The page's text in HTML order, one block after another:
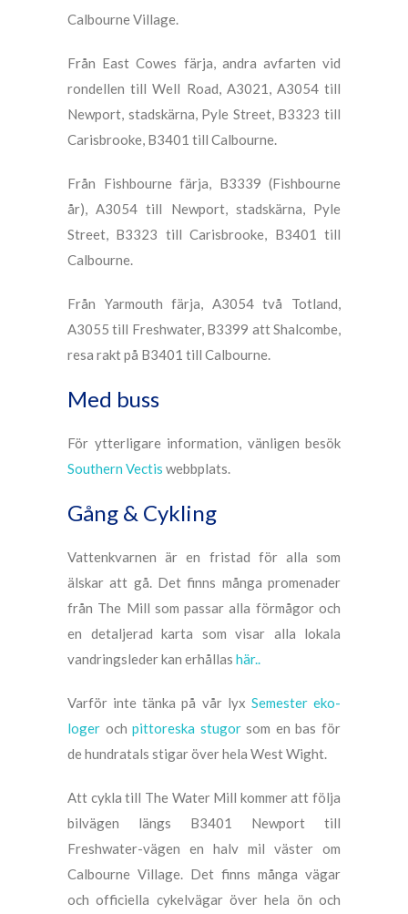
Calbourne Village.
Från East Cowes färja, andra avfarten vid
rondellen till Well Road, A3021, A3054 till
Newport, stadskärna, Pyle Street, B3323 till
Carisbrooke, B3401 till Calbourne.
Från Fishbourne färja, B3339 (Fishbourne
år), A3054 till Newport, stadskärna, Pyle
Street, B3323 till Carisbrooke, B3401 till
Calbourne.
Från Yarmouth färja, A3054 två Totland,
A3055 till Freshwater, B3399 att Shalcombe,
resa rakt på B3401 till Calbourne.
Med buss
För ytterligare information, vänligen besök
Southern Vectis webbplats.
Gång & Cykling
Vattenkvarnen är en fristad för alla som
älskar att gå. Det finns många promenader
från The Mill som passar alla förmågor och
en detaljerad karta som visar alla lokala
vandringsleder kan erhållas här..
Varför inte tänka på vår lyx Semester eko-
loger ochpittoreska stugorsom en bas för
de hundratals stigar över hela West Wight.
Att cykla till The Water Mill kommer att följa
bilvägen längs B3401 Newport till
Freshwater-vägen en halv mil väster om
Calbourne Village. Det finns många vägar
och officiella cykelvägar över hela ön och